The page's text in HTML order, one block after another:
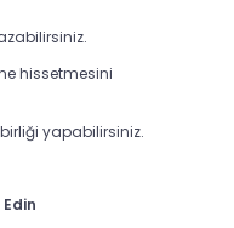
hissetmesini
yapabilirsiniz.